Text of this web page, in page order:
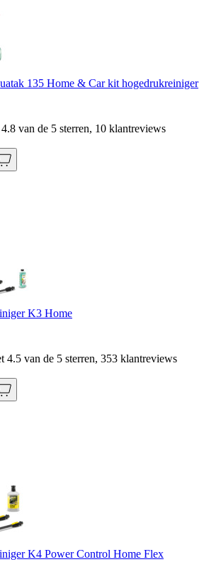
135 Home & Car kit hogedrukreiniger
van de 5 sterren, 10 klantreviews
K3 Home
4.5 van de 5 sterren, 353 klantreviews
K4 Power Control Home Flex